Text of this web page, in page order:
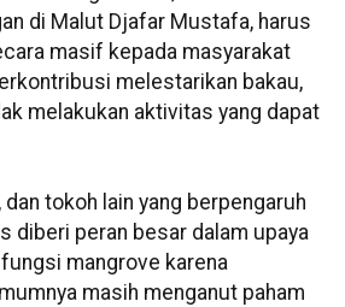
di Malut Djafar Mustafa, harus
masif kepada masyarakat
melestarikan bakau,
melakukan aktivitas yang dapat
dan tokoh lain yang berpengaruh
diberi peran besar dalam upaya
mangrove karena
masih menganut paham